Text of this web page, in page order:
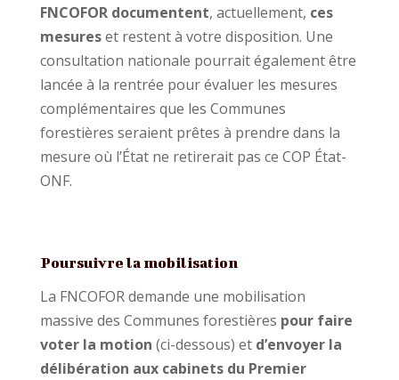
FNCOFOR documentent, actuellement, ces
mesureset restent à votre disposition. Une
consultation nationale pourrait également être
lancée à la rentrée pour évaluer les mesures
complémentaires que les Communes
forestières seraient prêtes à prendre dans la
mesure où l’État ne retirerait pas ce COP État-
ONF.
Poursuivre la mobilisation
La FNCOFOR demande une mobilisation
massive des Communes forestières pour faire
voter la motion (ci-dessous) et d’envoyer la
délibération aux cabinets du Premier